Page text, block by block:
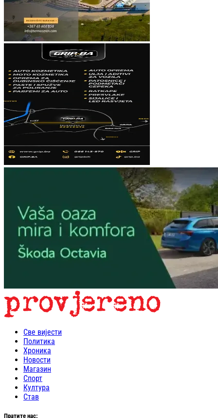
Све вијести
Политика
Хроника
Новости
Магазин
Спорт
Култура
Став
Пратите нас: